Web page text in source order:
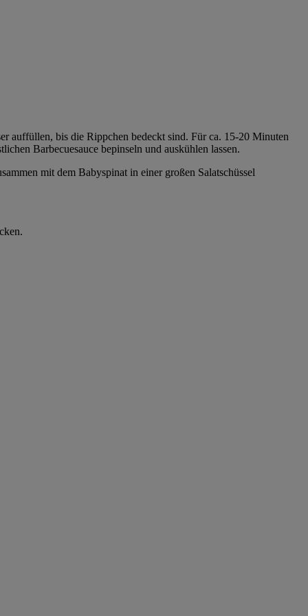
auffüllen, bis die Rippchen bedeckt sind. Für ca. 15-20 Minuten
Barbecuesauce bepinseln und auskühlen lassen.
mit dem Babyspinat in einer großen Salatschüssel